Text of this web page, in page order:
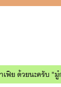
เฟีย ด้วยนะครับ "